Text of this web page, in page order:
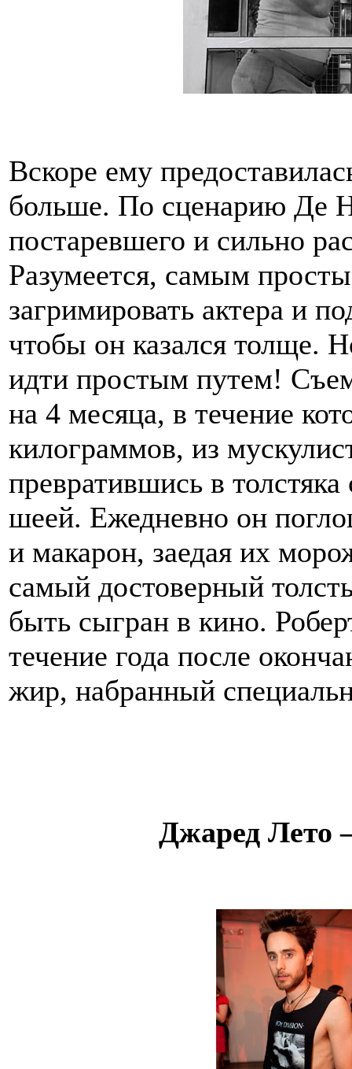
Вскоре ему
больше. По сценарию Де
постаревшего и сильно
Разумеется, самым
загримировать актера и
чтобы он казался толще.
идти простым путем!
на 4 месяца, в течение
килограммов, из
превратившись в
шеей. Ежедневно он
и макарон, заедая их
самый достоверный
быть сыгран в кино.
течение года после
жир, набранный
Джаред Лето